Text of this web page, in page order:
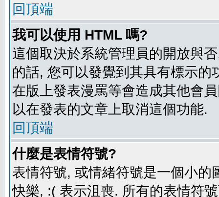
回頂端
我可以使用 HTML 嗎?
這個取決於系統管理員的開放與
的話, 您可以發覺到其具有標示
在版上發表漫罵等會造成其他會
以在發表的文章上取消這個功能.
回頂端
什麼是表情符號?
表情符號, 或情緒符號是一個小
快樂, :( 表示沮喪. 所有的表情符